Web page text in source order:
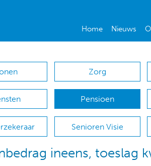
Home Nieuws
Zorg
Pensioen
Senioren Visie
ineens, toeslag